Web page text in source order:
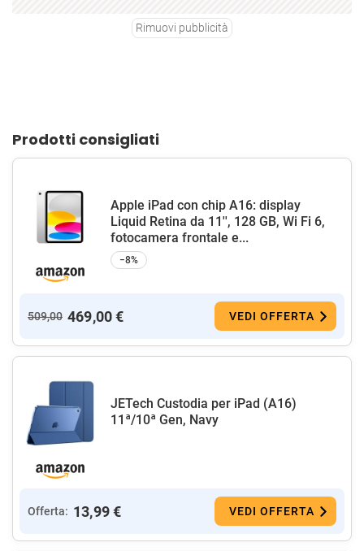
Rimuovi pubblicità
Prodotti consigliati
Apple iPad con chip A16: display
Liquid Retina da 11'', 128 GB, Wi Fi 6,
fotocamera frontale e...
−8%
509,00 469,00 € VEDI OFFERTA
JETech Custodia per iPad (A16)
11ª/10ª Gen, Navy
Offerta: 13,99 € VEDI OFFERTA